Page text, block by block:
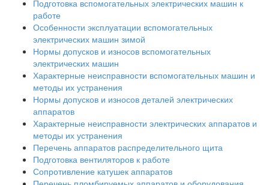
Подготовка вспомогательных электрических машин к
работе
Особенности эксплуатации вспомогательных
электрических машин зимой
Нормы допусков и износов вспомогательных
электрических машин
Характерные неисправности вспомогательных машин и
методы их устранения
Нормы допусков и износов деталей электрических
аппаратов
Характерные неисправности электрических аппаратов и
методы их устранения
Перечень аппаратов распределительного щита
Подготовка вентиляторов к работе
Сопротивление катушек аппаратов